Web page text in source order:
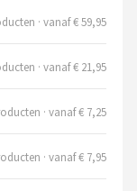
· vanaf € 59,95
· vanaf € 21,95
· vanaf € 7,25
· vanaf € 7,95